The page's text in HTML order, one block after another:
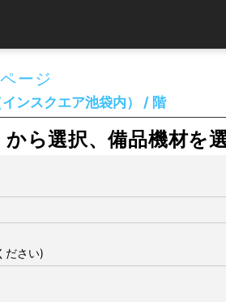
ージ
ンスクエア池袋内） / 階
ら選択、備品機材を
ださい)